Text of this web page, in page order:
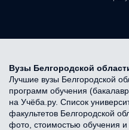
Вузы Белгородской
Лучшие вузы Белгородской
программ обучения
на Учёба.ру. Список
факультетов Белгородской
фото, стоимостью обучения